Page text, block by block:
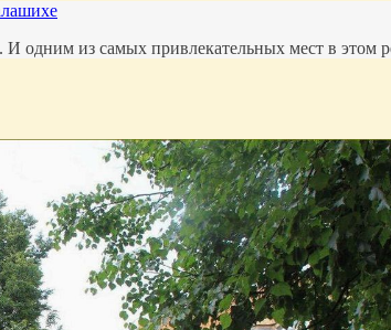
одним из самых привлекательных мест в этом